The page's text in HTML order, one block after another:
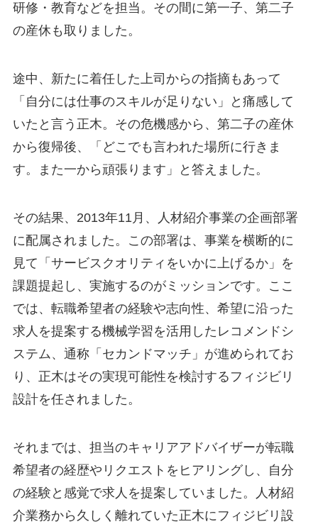
研修・教育などを担当。その間に第一子、第二子
の産休も取りました。
途中、新たに着任した上司からの指摘もあって
「自分には仕事のスキルが足りない」と痛感して
いたと言う正木。その危機感から、第二子の産休
から復帰後、「どこでも言われた場所に行きま
す。また一から頑張ります」と答えました。
その結果、2013年11月、人材紹介事業の企画部署
に配属されました。この部署は、事業を横断的に
見て「サービスクオリティをいかに上げるか」を
課題提起し、実施するのがミッションです。ここ
では、転職希望者の経験や志向性、希望に沿った
求人を提案する機械学習を活用したレコメンドシ
ステム、通称「セカンドマッチ」が進められてお
り、正木はその実現可能性を検討するフィジビリ
設計を任されました。
それまでは、担当のキャリアアドバイザーが転職
希望者の経歴やリクエストをヒアリングし、自分
の経験と感覚で求人を提案していました。人材紹
介業務から久しく離れていた正木にフィジビリ設